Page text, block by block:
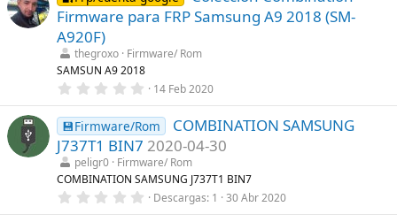
Firmware para FRP Samsung A9 2018 (SM-
A920F)
thegroxo Firmware/ Rom
SAMSUN A9 2018
0
0
0
e
s
t
r
e
l
14 Feb 2020
💾Firmware/Rom
COMBINATION SAMSUNG
J737T1 BIN7 2020-04-30
peligr0 Firmware/ Rom
COMBINATION SAMSUNG J737T1 BIN7
0 Descargas 1 30 Abr 2020